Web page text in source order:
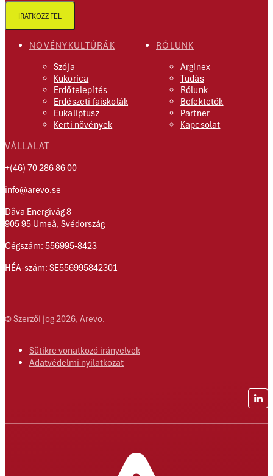
NÖVÉNYKULTÚRÁK
Szója
Kukorica
Erdőtelepítés
Erdészeti faiskolák
Eukaliptusz
Kerti növények
RÓLUNK
Arginex
Tudás
Rólunk
Befektetők
Partner
Kapcsolat
VÁLLALAT
+(46) 70 286 86 00
info@arevo.se
Dåva Energiväg 8
905 95 Umeå, Svédország
Cégszám: 556995-8423
HÉA-szám: SE556995842301
IRATKOZZ FEL
© Szerzői jog 2026, Arevo.
Sütikre vonatkozó irányelvek
Adatvédelmi nyilatkozat